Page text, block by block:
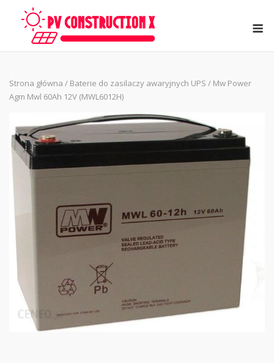
Strona główna / Baterie do zasilaczy awaryjnych UPS / Mw Power
Agm Mwl 60Ah 12V (MWL6012H)